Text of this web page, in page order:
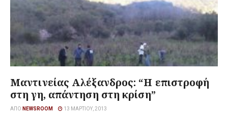
Μαντινείας Αλέξανδρος: “Η επιστροφή
στη γη, απάντηση στη κρίση”
ΑΠΌ NEWSROOM 13 ΜΑΡΤΊΟΥ, 2013